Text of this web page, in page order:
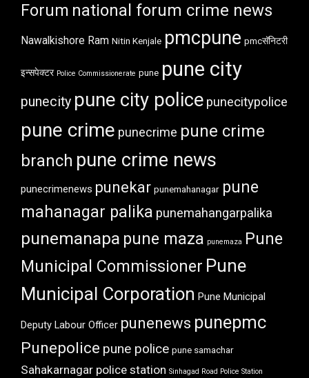
Forum national forum crime news
Nawalkishore Ram Nitin Kenjale pmcpune pmcसॅनिटरी
इन्सपेक्टर Police Commissionerate pune pune city
punecity pune city police punecitypolice
pune crime punecrime pune crime
branch pune crime news
punecrimenews punekar punemahanagar pune
mahanagar palika punemahangarpalika
punemanapa pune maza punemaza Pune
Municipal Commissioner Pune
Municipal Corporation Pune Municipal
Deputy Labour Officer punenews punepmc
Punepolice pune police pune samachar
Sahakarnagar police station Sinhagad Road Police Station